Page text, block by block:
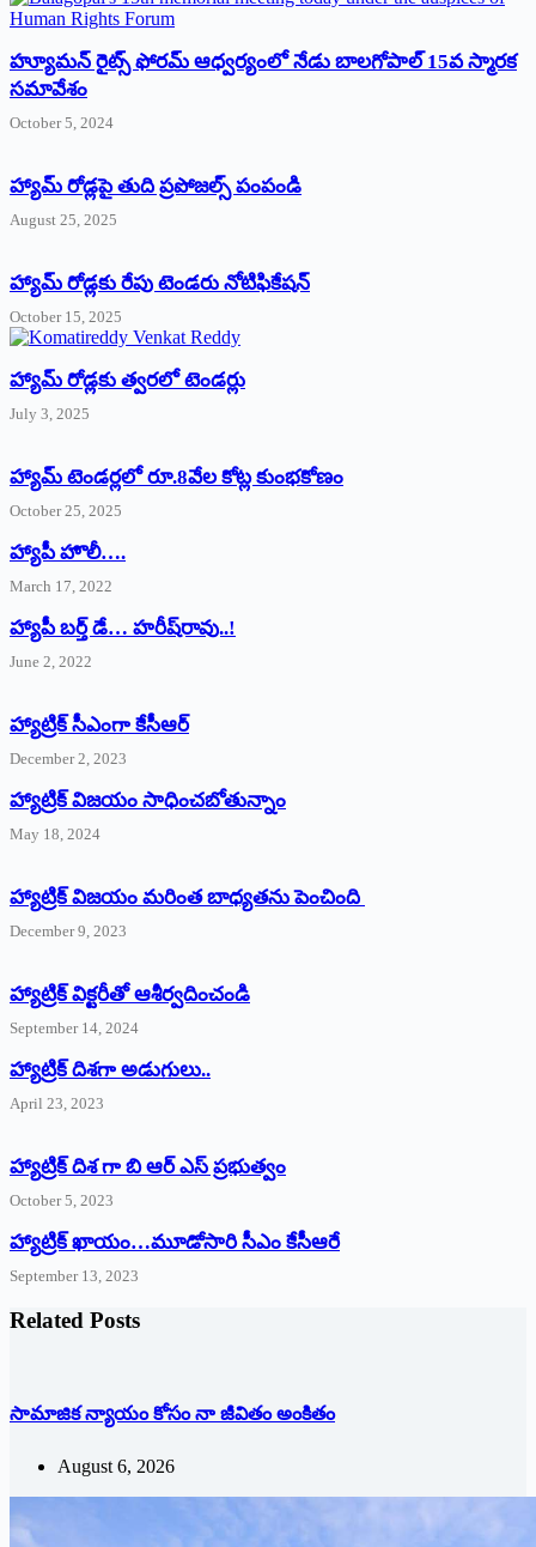
హ్యూమన్‌ రైట్స్‌ ఫోరమ్‌ ఆధ్వర్యంలో నేడు బాలగోపాల్‌ 15వ స్మారక
సమావేశం
October 5, 2024
హ్యామ్‌ రోడ్లపై తుది ప్రపోజల్స్‌ పంపండి
August 25, 2025
హ్యామ్‌ రోడ్లకు రేపు టెండరు నోటిఫికేషన్‌
October 15, 2025
హ్యామ్‌ రోడ్లకు త్వరలో టెండర్లు
July 3, 2025
హ్యామ్‌ ‌టెండర్లలో రూ.8వేల కోట్ల కుంభకోణం
October 25, 2025
హ్యాపీ హొలీ….
March 17, 2022
హ్యాపీ బర్త్ ‌డే… హరీష్‌రావు..!
June 2, 2022
హ్యాట్రిక్‌ ‌సీఎంగా కేసీఆర్‌
December 2, 2023
హ్యాట్రిక్‌ విజయం సాధించబోతున్నాం
May 18, 2024
హ్యాట్రిక్ విజయం మరింత బాధ్యతను పెంచింది
December 9, 2023
హ్యాట్రిక్‌ ‌విక్టరీతో ఆశీర్వదించండి
September 14, 2024
‌హ్యాట్రిక్‌ ‌దిశగా అడుగులు..
April 23, 2023
హ్యాట్రిక్ దిశ గా బి ఆర్ ఎస్ ప్రభుత్వం
October 5, 2023
హ్యాట్రిక్‌ ‌ఖాయం…మూడోసారి సీఎం కేసీఆరే
September 13, 2023
Related Posts
సామాజిక న్యాయం కోసం నా జీవితం అంకితం
August 6, 2026